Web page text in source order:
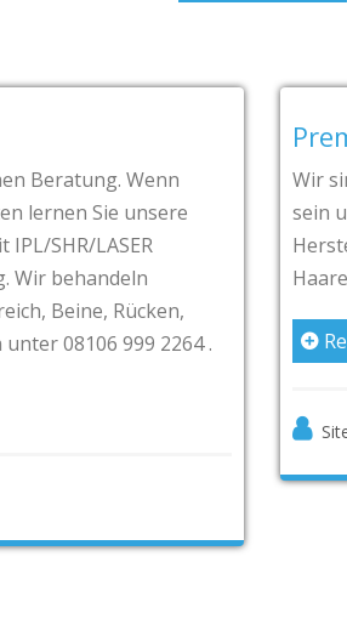
Beratung. Wenn
lernen Sie unsere
SHR/LASER
Wir behandeln
Beine, Rücken,
08106 999 2264 .
Wir
sein